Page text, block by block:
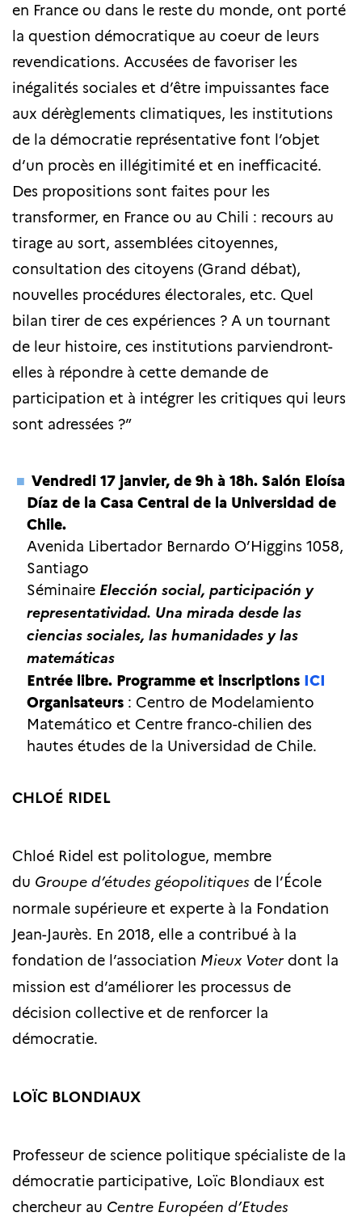
en France ou dans le reste du monde, ont porté
la question démocratique au coeur de leurs
revendications. Accusées de favoriser les
inégalités sociales et d’être impuissantes face
aux dérèglements climatiques, les institutions
de la démocratie représentative font l’objet
d’un procès en illégitimité et en inefficacité.
Des propositions sont faites pour les
transformer, en France ou au Chili : recours au
tirage au sort, assemblées citoyennes,
consultation des citoyens (Grand débat),
nouvelles procédures électorales, etc. Quel
bilan tirer de ces expériences ? A un tournant
de leur histoire, ces institutions parviendront-
elles à répondre à cette demande de
participation et à intégrer les critiques qui leurs
sont adressées ?”
Vendredi 17 janvier, de 9h à 18h. Salón Eloísa
Díaz de la Casa Central de la Universidad de
Chile.
Avenida Libertador Bernardo O’Higgins 1058,
Santiago
Séminaire Elección social, participación y
representatividad. Una mirada desde las
ciencias sociales, las humanidades y las
matemáticas
Entrée libre. Programme et inscriptions ICI
Organisateurs : Centro de Modelamiento
Matemático et Centre franco-chilien des
hautes études de la Universidad de Chile.
CHLOÉ RIDEL
Chloé Ridel est politologue, membre
du Groupe d’études géopolitiques de l’École
normale supérieure et experte à la Fondation
Jean-Jaurès. En 2018, elle a contribué à la
fondation de l’association Mieux Voterdont la
mission est d’améliorer les processus de
décision collective et de renforcer la
démocratie.
LOÏC BLONDIAUX
Professeur de science politique spécialiste de la
démocratie participative, Loïc Blondiaux est
chercheur au Centre Européen d’Etudes